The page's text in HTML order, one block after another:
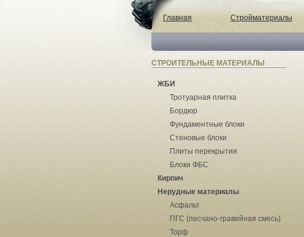
Главная Стройматериалы
СТРОИТЕЛЬНЫЕ МАТЕРИАЛЫ
ЖБИ
Тротуарная плитка
Бордюр
Фундаментные блоки
Стеновые блоки
Плиты перекрытия
Блоки ФБС
Кирпич
Нерудные материалы
Асфальт
ПГС (песчано-гравийная смесь)
Торф